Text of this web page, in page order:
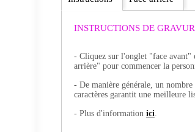
INSTRUCTIONS DE
- Cliquez sur l'onglet "face avant"
arrière" pour commencer la
- De manière générale, un
caractères garantit une meilleure
- Plus d'information ici.